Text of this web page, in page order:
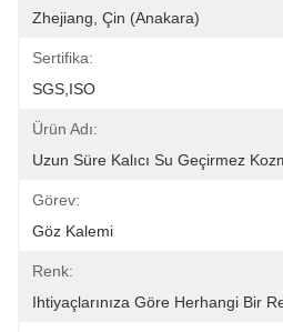
Zhejiang, Çin (anakara)
Sertifika:
SGS,ISO
Ürün Adı:
Uzun Süre Kalıcı Su Geçirmez
Görev:
Göz Kalemi
Renk:
Ihtiyaçlarınıza Göre Herhangi Bir